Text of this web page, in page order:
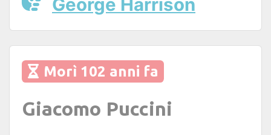
George Harrison
Morì 102 anni fa
Giacomo Puccini